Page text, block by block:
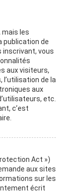
mais les
publication de
inscrivant, vous
aux visiteurs,
l’utilisation de la
aux
etc.
c’est
Act »)
aux sites
sur les
écrit